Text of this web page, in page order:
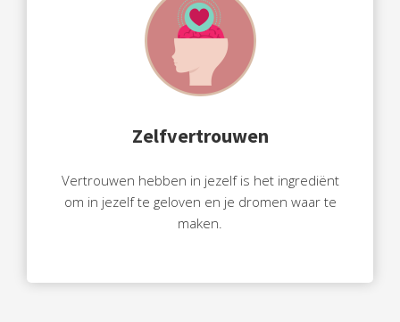
Zelfvertrouwen
Vertrouwen hebben in jezelf is het ingrediënt
om in jezelf te geloven en je dromen waar te
maken.